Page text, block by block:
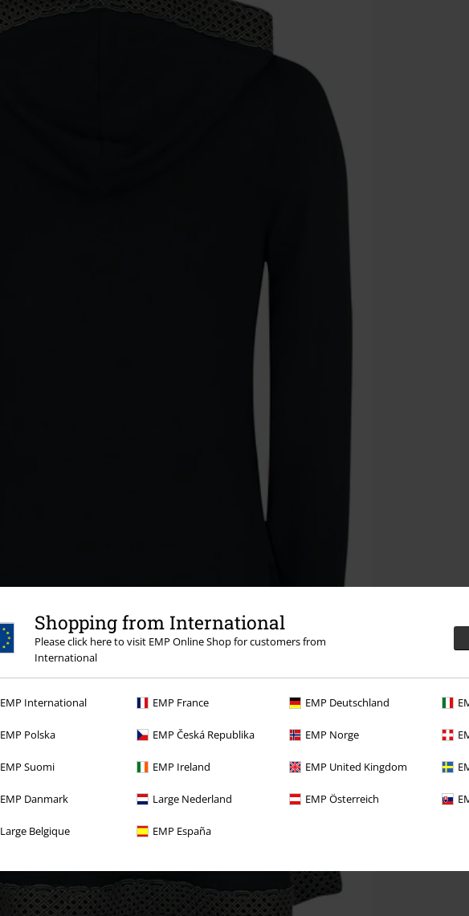
Shopping from International
Please click here to visit EMP Online Shop for customers from
International
EMP International EMP France EMP Deutschland
EMP Polska EMP Česká Republika EMP Norge
EMP Suomi EMP Ireland EMP United Kingdom
EMP Danmark Large Nederland EMP Österreich
Large Belgique EMP España